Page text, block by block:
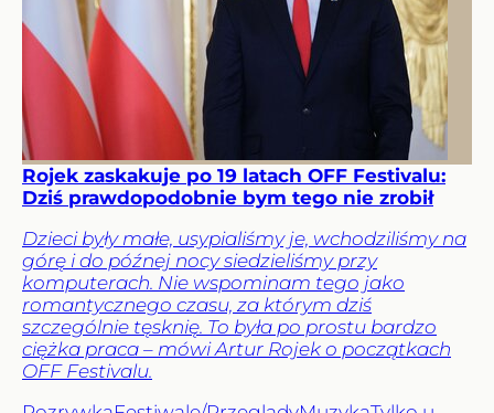
Rojek zaskakuje po 19 latach OFF Festivalu:
Dziś prawdopodobnie bym tego nie zrobił
Dzieci były małe, usypialiśmy je, wchodziliśmy na
górę i do późnej nocy siedzieliśmy przy
komputerach. Nie wspominam tego jako
romantycznego czasu, za którym dziś
szczególnie tęsknię. To była po prostu bardzo
ciężka praca – mówi Artur Rojek o początkach
OFF Festivalu.